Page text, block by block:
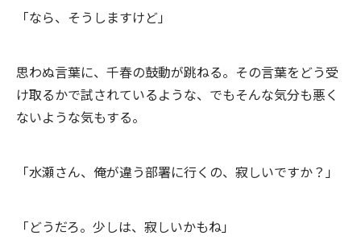
「なら、そうしますけど」
思わぬ言葉に、千春の鼓動が跳ねる。その言葉をどう受
け取るかで試されているような、でもそんな気分も悪く
ないような気もする。
「水瀬さん、俺が違う部署に行くの、寂しいですか？」
「どうだろ。少しは、寂しいかもね」